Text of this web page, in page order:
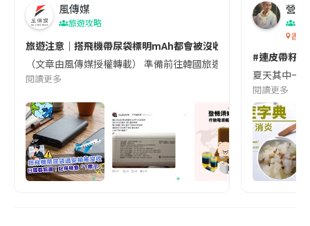
風傳媒
旅遊攻略
旅遊注意｜搭飛機帶尿袋標明mAh都會被沒收😱出發前切記檢查
（文章由風傳媒授權轉載） 準備前往韓國旅遊的民眾，近期要
閱讀更多
營養
香港
#連皮帶籽
夏天其中一
閱讀更多